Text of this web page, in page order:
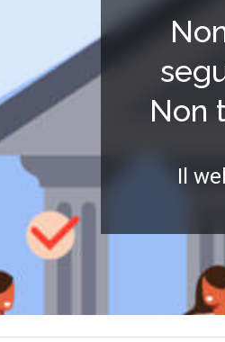
Non
Il